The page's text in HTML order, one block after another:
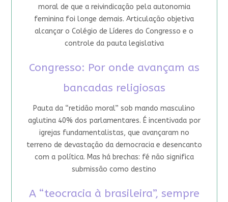
moral de que a reivindicação pela autonomia
feminina foi longe demais. Articulação objetiva
alcançar o Colégio de Líderes do Congresso e o
controle da pauta legislativa
Congresso: Por onde avançam as
bancadas religiosas
Pauta da “retidão moral” sob mando masculino
aglutina 40% dos parlamentares. É incentivada por
igrejas fundamentalistas, que avançaram no
terreno de devastação da democracia e desencanto
com a política. Mas há brechas: fé não significa
submissão como destino
A “teocracia à brasileira”, sempre